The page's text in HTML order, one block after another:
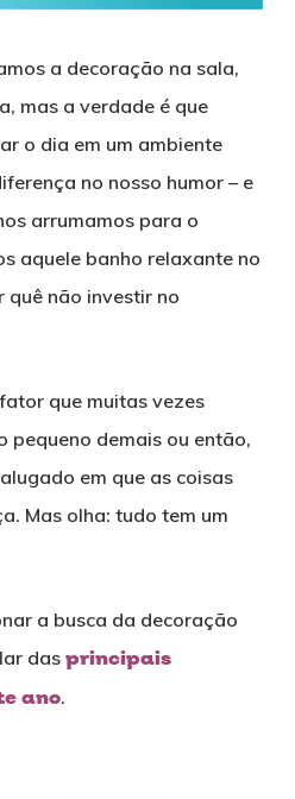
a decoração na sala,
mas a verdade é que
o dia em um ambiente
no nosso humor – e
arrumamos para o
aquele banho relaxante no
não investir no
que muitas vezes
pequeno demais ou então,
em que as coisas
Mas olha: tudo tem um
a busca da decoração
das principais
ano.